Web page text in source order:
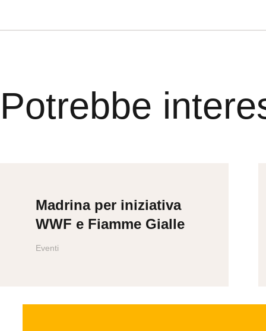
Potrebbe
Madrina per iniziativa
WWF e Fiamme Gialle
Eventi